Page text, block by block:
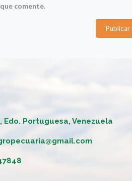
comente.
Edo. Portuguesa, Venezuela